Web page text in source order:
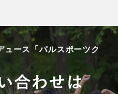
ュース「パルスポーツク